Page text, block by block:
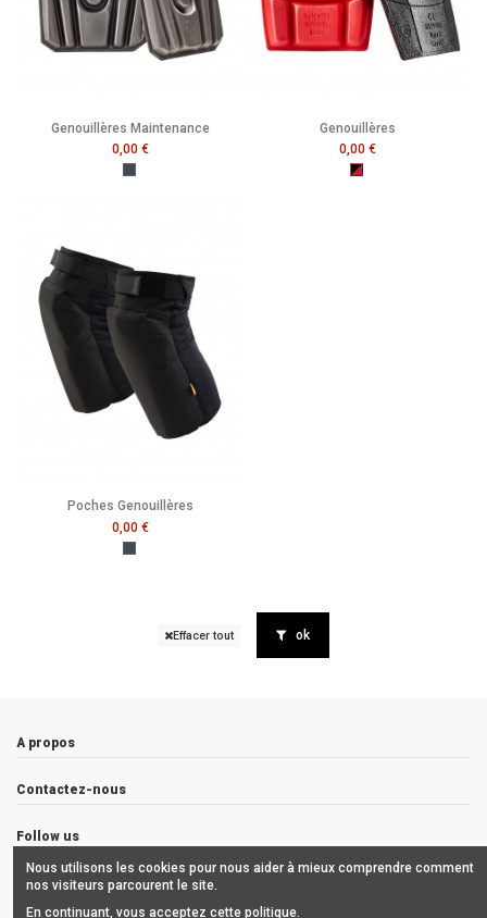
Genouillères Maintenance
0,00 €
Noir
Genouillères
0,00 €
Noir/Rouge
Poches Genouillères
0,00 €
Noir
Effacer tout ok
A propos
Contactez-nous
Follow us
Newsletter
Nous utilisons les cookies pour nous aider à mieux comprendre comment
nos visiteurs parcourent le site.
En continuant, vous acceptez cette politique.